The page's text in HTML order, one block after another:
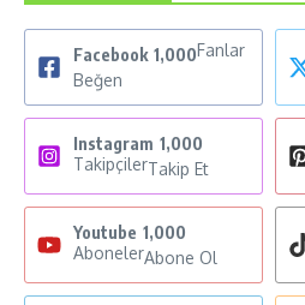
Facebook 1,000Fanlar
Beğen
Instagram 1,000
TakipçilerTakip Et
Youtube 1,000
AbonelerAbone Ol